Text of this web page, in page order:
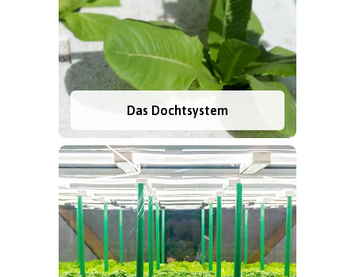
Das Dochtsystem